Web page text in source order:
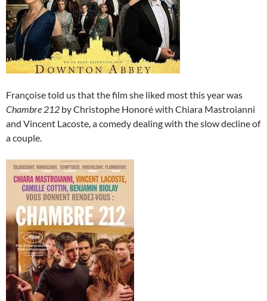
Françoise told us that the film she liked most this year was
Chambre 212 by Christophe Honoré with Chiara Mastroianni
and Vincent Lacoste, a comedy dealing with the slow decline of
a couple.